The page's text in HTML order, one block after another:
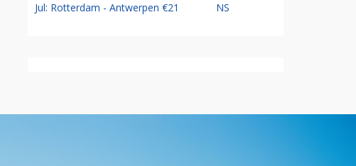
Jul: Rotterdam - Antwerpen €21 NS